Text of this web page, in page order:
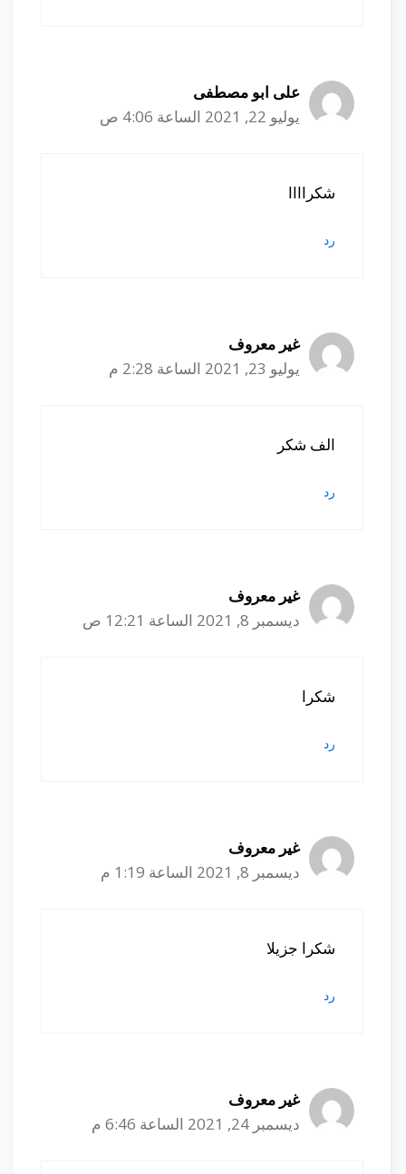
على ابو مصطفى
يوليو 22, 2021 الساعة 4:06 ص
شكراااا
رد
غير معروف
يوليو 23, 2021 الساعة 2:28 م
الف شكر
رد
غير معروف
ديسمبر 8, 2021 الساعة 12:21 ص
شكرا
رد
غير معروف
ديسمبر 8, 2021 الساعة 1:19 م
شكرا جزيلا
رد
غير معروف
ديسمبر 24, 2021 الساعة 6:46 م